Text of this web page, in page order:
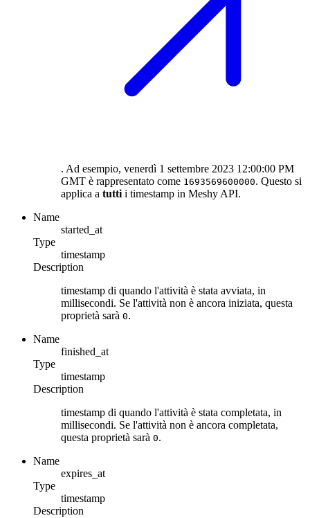
. Ad esempio, venerdì 1 settembre 2023 12:00:00 PM
GMT è rappresentato come 1693569600000. Questo si
applica a tuttii timestamp in Meshy API.
Name
started_at
Type
timestamp
Description
timestamp di quando l'attività è stata avviata, in
millisecondi. Se l'attività non è ancora iniziata, questa
proprietà sarà 0.
Name
finished_at
Type
timestamp
Description
timestamp di quando l'attività è stata completata, in
millisecondi. Se l'attività non è ancora completata,
questa proprietà sarà 0.
Name
expires_at
Type
timestamp
Description